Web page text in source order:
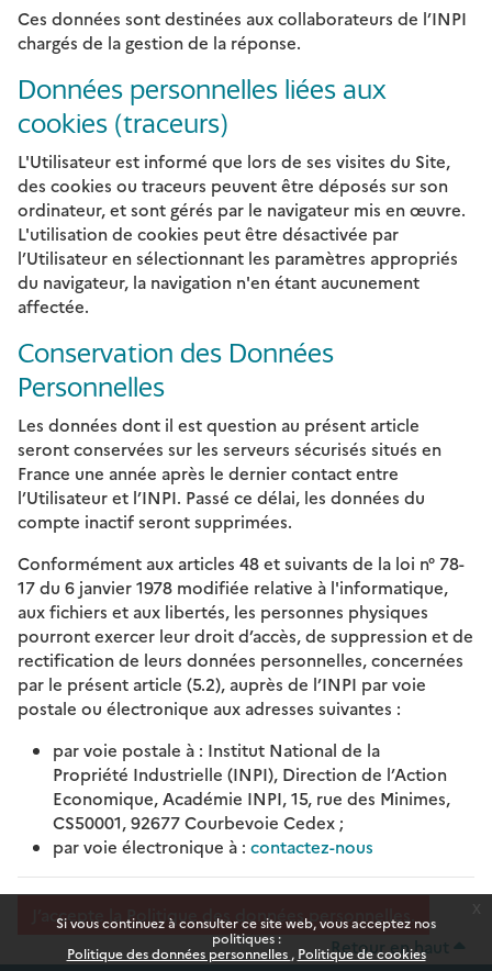
Si vous continuez à consulter ce site web, vous acceptez nos
politiques :
Politique des données personnelles Politique de cookies
Ces données sont destinées aux collaborateurs de l’INPI
chargés de la gestion de la réponse.
Données personnelles liées aux
cookies (traceurs)
L'Utilisateur est informé que lors de ses visites du Site,
des cookies ou traceurs peuvent être déposés sur son
ordinateur, et sont gérés par le navigateur mis en œuvre.
L'utilisation de cookies peut être désactivée par
l’Utilisateur en sélectionnant les paramètres appropriés
du navigateur, la navigation n'en étant aucunement
affectée.
Conservation des Données
Personnelles
Les données dont il est question au présent article
seront conservées sur les serveurs sécurisés situés en
France une année après le dernier contact entre
l’Utilisateur et l’INPI. Passé ce délai, les données du
compte inactif seront supprimées.
Conformément aux articles 48 et suivants de la loi n° 78-
17 du 6 janvier 1978 modifiée relative à l'informatique,
aux fichiers et aux libertés, les personnes physiques
pourront exercer leur droit d’accès, de suppression et de
rectification de leurs données personnelles, concernées
par le présent article (5.2), auprès de l’INPI par voie
postale ou électronique aux adresses suivantes :
par voie postale à : Institut National de la
Propriété Industrielle (INPI), Direction de l’Action
Economique, Académie INPI, 15, rue des Minimes,
CS50001, 92677 Courbevoie Cedex ;
par voie électronique à : contactez-nous
J’accepte la Politique des données personnelles.
Retour en haut